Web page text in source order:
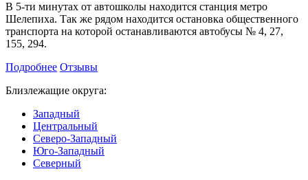
В 5-ти минутах от автошколы находится станция метро
Шелепиха. Так же рядом находится остановка общественного
транспорта на которой останавливаются автобусы № 4, 27,
155, 294.
Подробнее Отзывы
Близлежащие округа:
Западный
Центральный
Северо-Западный
Юго-Западный
Северный